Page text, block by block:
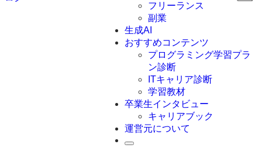
JavaScript
Swift
Ruby
フリーランス
副業
生成AI
おすすめコンテンツ
プログラミング学習プラ
ン診断
ITキャリア診断
学習教材
卒業生インタビュー
キャリアブック
運営元について